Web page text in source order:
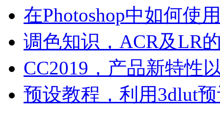
在Photoshop中如何使
调色知识，ACR及LR
CC2019，产品新特性
预设教程，利用3dlut